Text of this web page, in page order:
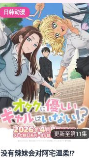
日韩动漫
更新至第11集
没有辣妹会对阿宅温柔!?